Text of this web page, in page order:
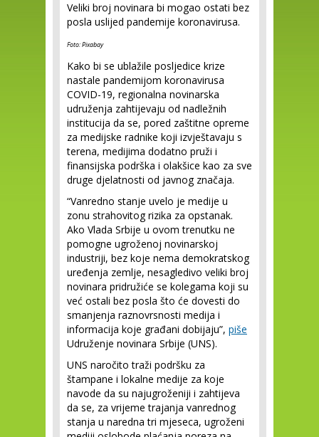
Veliki broj novinara bi mogao ostati bez
posla uslijed pandemije koronavirusa.
Foto: Pixabay
Kako bi se ublažile posljedice krize
nastale pandemijom koronavirusa
COVID-19, regionalna novinarska
udruženja zahtijevaju od nadležnih
institucija da se, pored zaštitne opreme
za medijske radnike koji izvještavaju s
terena, medijima dodatno pruži i
finansijska podrška i olakšice kao za sve
druge djelatnosti od javnog značaja.
“Vanredno stanje uvelo je medije u
zonu strahovitog rizika za opstanak.
Ako Vlada Srbije u ovom trenutku ne
pomogne ugroženoj novinarskoj
industriji, bez koje nema demokratskog
uređenja zemlje, nesagledivo veliki broj
novinara pridružiće se kolegama koji su
već ostali bez posla što će dovesti do
smanjenja raznovrsnosti medija i
informacija koje građani dobijaju”, piše
Udruženje novinara Srbije (UNS).
UNS naročito traži podršku za
štampane i lokalne medije za koje
navode da su najugroženiji i zahtijeva
da se, za vrijeme trajanja vanrednog
stanja u naredna tri mjeseca, ugroženi